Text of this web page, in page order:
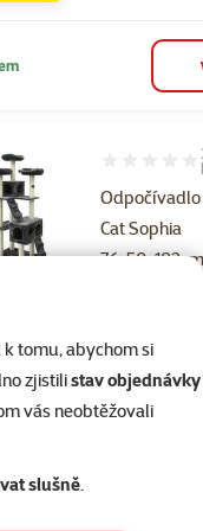
tomu, abychom si
zjistilistav objednávky
vás neobtěžovali
slušně.
Cat Sophia
Hodnocení
značka
Hodnocení